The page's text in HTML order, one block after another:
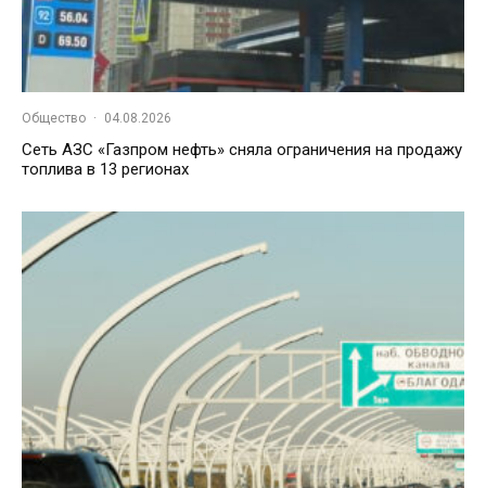
Общество · 04.08.2026
Сеть АЗС «Газпром нефть» сняла ограничения на продажу
топлива в 13 регионах